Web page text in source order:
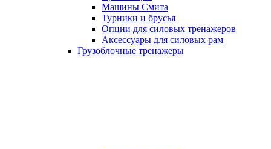
Машины Смита
Турники и брусья
Опции для силовых тренажеров
Аксессуары для силовых рам
Грузоблочные тренажеры